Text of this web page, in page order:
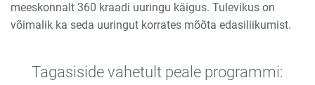
meeskonnalt 360 kraadi uuringu käigus. Tulevikus on
võimalik ka seda uuringut korrates mõõta edasiliikumist.
Tagasiside vahetult peale programmi: